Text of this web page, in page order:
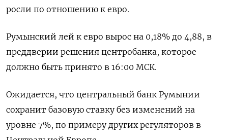
росли по отношению к евро.
Румынский лей к евро вырос на 0,18% до 4,88, в
преддверии решения центробанка, которое
должно быть принято в 16:00 МСК.
Ожидается, что центральный банк Румынии
сохранит базовую ставку без изменений на
уровне 7%, по примеру других регуляторов в